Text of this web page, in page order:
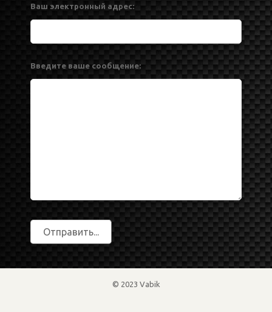
Ваш электронный адрес:
Введите ваше сообщение:
© 2023 Vabik